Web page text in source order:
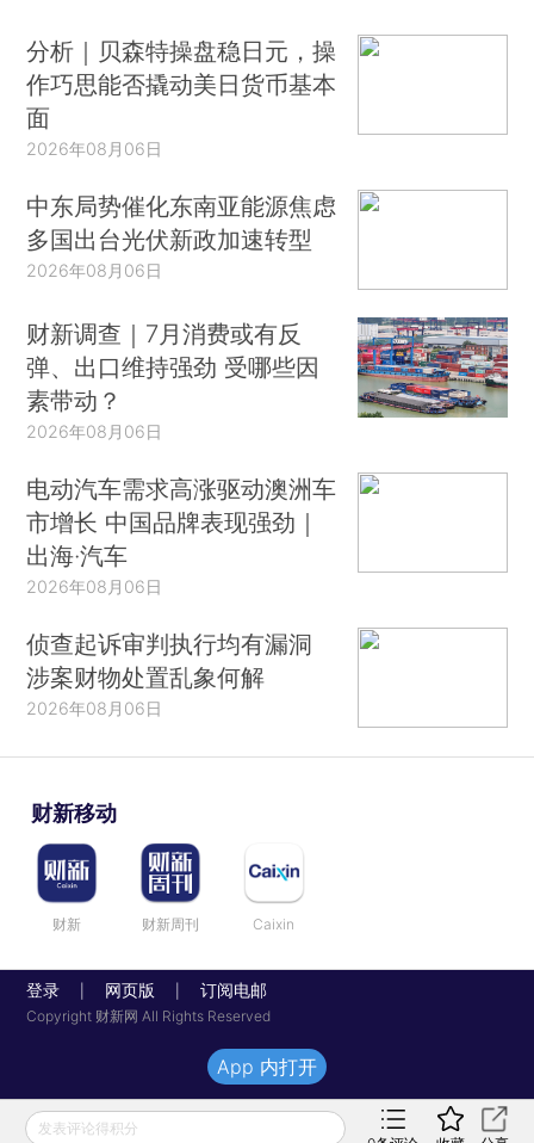
分析｜贝森特操盘稳日元，操
作巧思能否撬动美日货币基本
面
2026年08月06日
中东局势催化东南亚能源焦虑
多国出台光伏新政加速转型
2026年08月06日
财新调查｜7月消费或有反
弹、出口维持强劲 受哪些因
素带动？
2026年08月06日
电动汽车需求高涨驱动澳洲车
市增长 中国品牌表现强劲｜
出海·汽车
2026年08月06日
侦查起诉审判执行均有漏洞
涉案财物处置乱象何解
2026年08月06日
财新移动
财新 财新周刊 Caixin
登录 网页版 订阅电邮
Copyright 财新网 All Rights Reserved
发表评论得积分
App 内打开